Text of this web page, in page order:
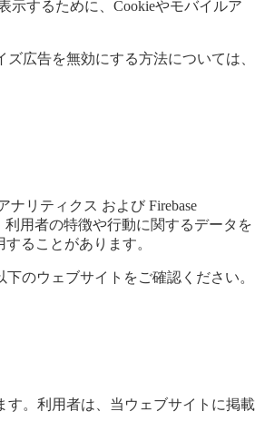
示するために、Cookieやモバイルア
広告を無効にする方法については、
リティクス および Firebase
利用者の特徴や行動に関するデータを
ることがあります。
のウェブサイトをご確認ください。
。利用者は、当ウェブサイトに掲載